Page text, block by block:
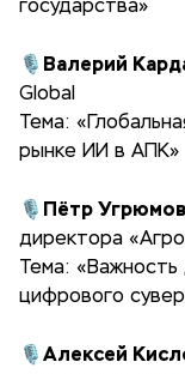
государства»
🎙 Валерий
Global
Тема:
рынке ИИ в АПК»
🎙 Пётр Угрюмов
директора
Тема:
цифрового
🎙 Алексей